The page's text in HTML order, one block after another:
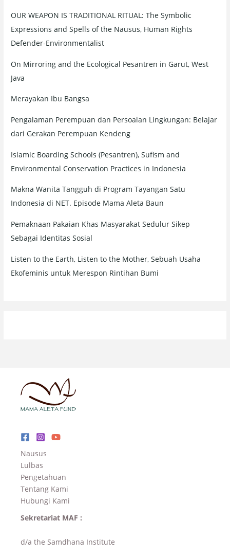
OUR WEAPON IS TRADITIONAL RITUAL: The Symbolic
Expressions and Spells of the Nausus, Human Rights
Defender-Environmentalist
On Mirroring and the Ecological Pesantren in Garut, West
Java
Merayakan Ibu Bangsa
Pengalaman Perempuan dan Persoalan Lingkungan: Belajar
dari Gerakan Perempuan Kendeng
Islamic Boarding Schools (Pesantren), Sufism and
Environmental Conservation Practices in Indonesia
Makna Wanita Tangguh di Program Tayangan Satu
Indonesia di NET. Episode Mama Aleta Baun
Pemaknaan Pakaian Khas Masyarakat Sedulur Sikep
Sebagai Identitas Sosial
Listen to the Earth, Listen to the Mother, Sebuah Usaha
Ekofeminis untuk Merespon Rintihan Bumi
Nausus
Lulbas
Pengetahuan
Tentang Kami
Hubungi Kami
Sekretariat MAF :
d/a the Samdhana Institute